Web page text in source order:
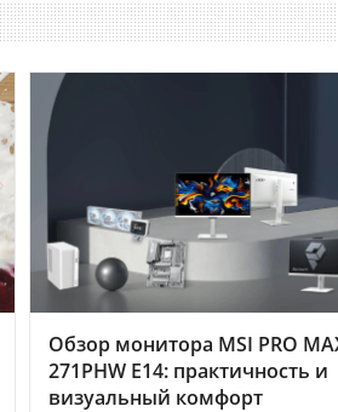
Обзор монитора MSI PRO
271PHW E14: практичность и
визуальный комфорт